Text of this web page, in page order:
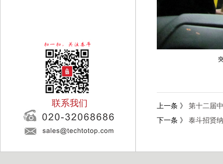
联系我们
突击队夜晚加
上一条 》 第十二届
下一条 》 泰斗招贤